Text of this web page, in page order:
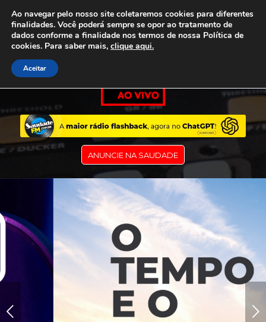
ANUNCIE NA SAUDADE
Próximo
Ao navegar pelo nosso site coletaremos cookies para diferentes
finalidades. Você poderá sempre se opor ao tratamento de
dados conforme a finalidade nos termos de nossa Política de
cookies. Para saber mais, clique aqui.
Aceitar